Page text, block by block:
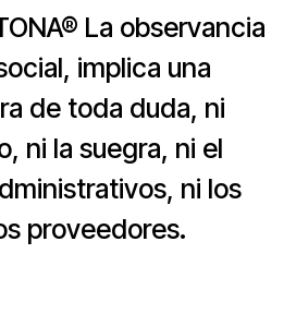
La observancia
implica una
de toda duda, ni
ni la suegra, ni el
proveedores.